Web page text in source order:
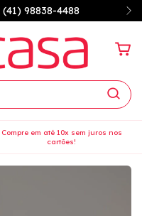
no PIX
Compre em até 10x sem juros nos
cartões!